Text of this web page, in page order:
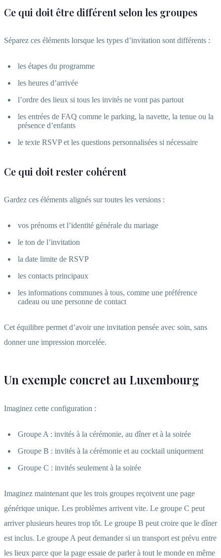
Ce qui doit être différent selon les groupes
Séparez ces éléments lorsque les types d’invitation sont différents :
les étapes du programme
les heures d’arrivée
l’ordre des lieux si tous les invités ne vont pas partout
les entrées de FAQ comme le parking, la navette, la tenue ou la
présence d’enfants
le texte RSVP et les questions personnalisées si nécessaire
Ce qui doit rester cohérent
Gardez ces éléments alignés sur toutes les versions :
vos prénoms et l’identité générale du mariage
le ton de l’invitation
la date limite de RSVP
les contacts principaux
les informations communes à tous, comme une préférence
cadeau ou une personne de contact
Cet équilibre permet d’avoir une invitation pensée avec soin, sans
donner une impression morcelée.
Un exemple concret au Luxembourg
Imaginez cette configuration :
Groupe A : invités à la cérémonie, au dîner et à la soirée
Groupe B : invités à la cérémonie et au cocktail uniquement
Groupe C : invités seulement à la soirée
Imaginez maintenant que les trois groupes reçoivent une page
générique unique. Les problèmes arrivent vite. Le groupe C peut
arriver plusieurs heures trop tôt. Le groupe B peut croire que le dîner
est inclus. Le groupe A peut demander si un transport est prévu entre
les lieux parce que la page essaie de parler à tout le monde en même